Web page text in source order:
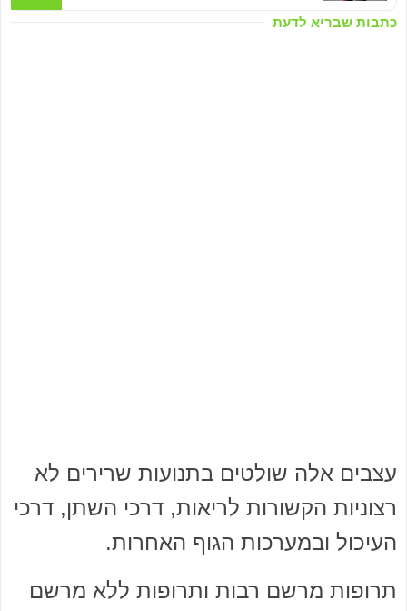
כתבות שבריא לדעת
עצבים אלה שולטים בתנועות שרירים לא
רצוניות הקשורות לריאות, דרכי השתן, דרכי
העיכול ובמערכות הגוף האחרות.
תרופות מרשם רבות ותרופות ללא מרשם